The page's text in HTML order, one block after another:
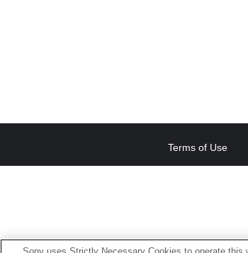
Terms of Use